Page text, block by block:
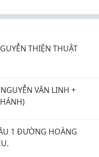
THIỆN THUẬT
VĂN LINH +
1 ĐƯỜNG HOÀNG